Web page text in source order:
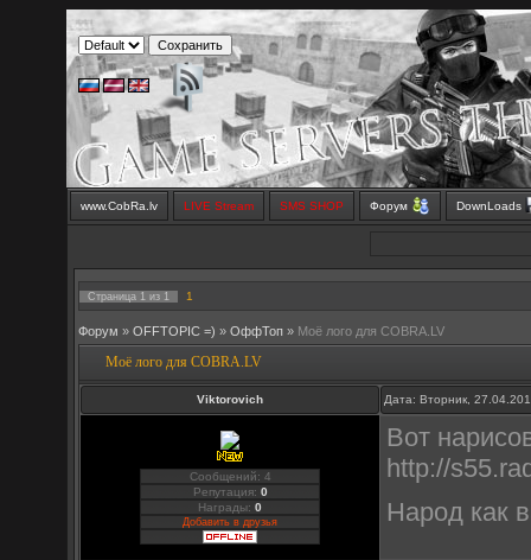
www.CobRa.lv LIVE Stream SMS SHOP Форум DownLoads
Страница 1 из 1 1
Форум » OFFTOPIC =) » OффТоп » Моё лого для COBRA.LV
Моё лого для COBRA.LV
Viktorovich Дата: Вторник,
Сообщений: 4
Репутация: 0
Награды:0
Добавить в друзья
Вот
http://
Народ как